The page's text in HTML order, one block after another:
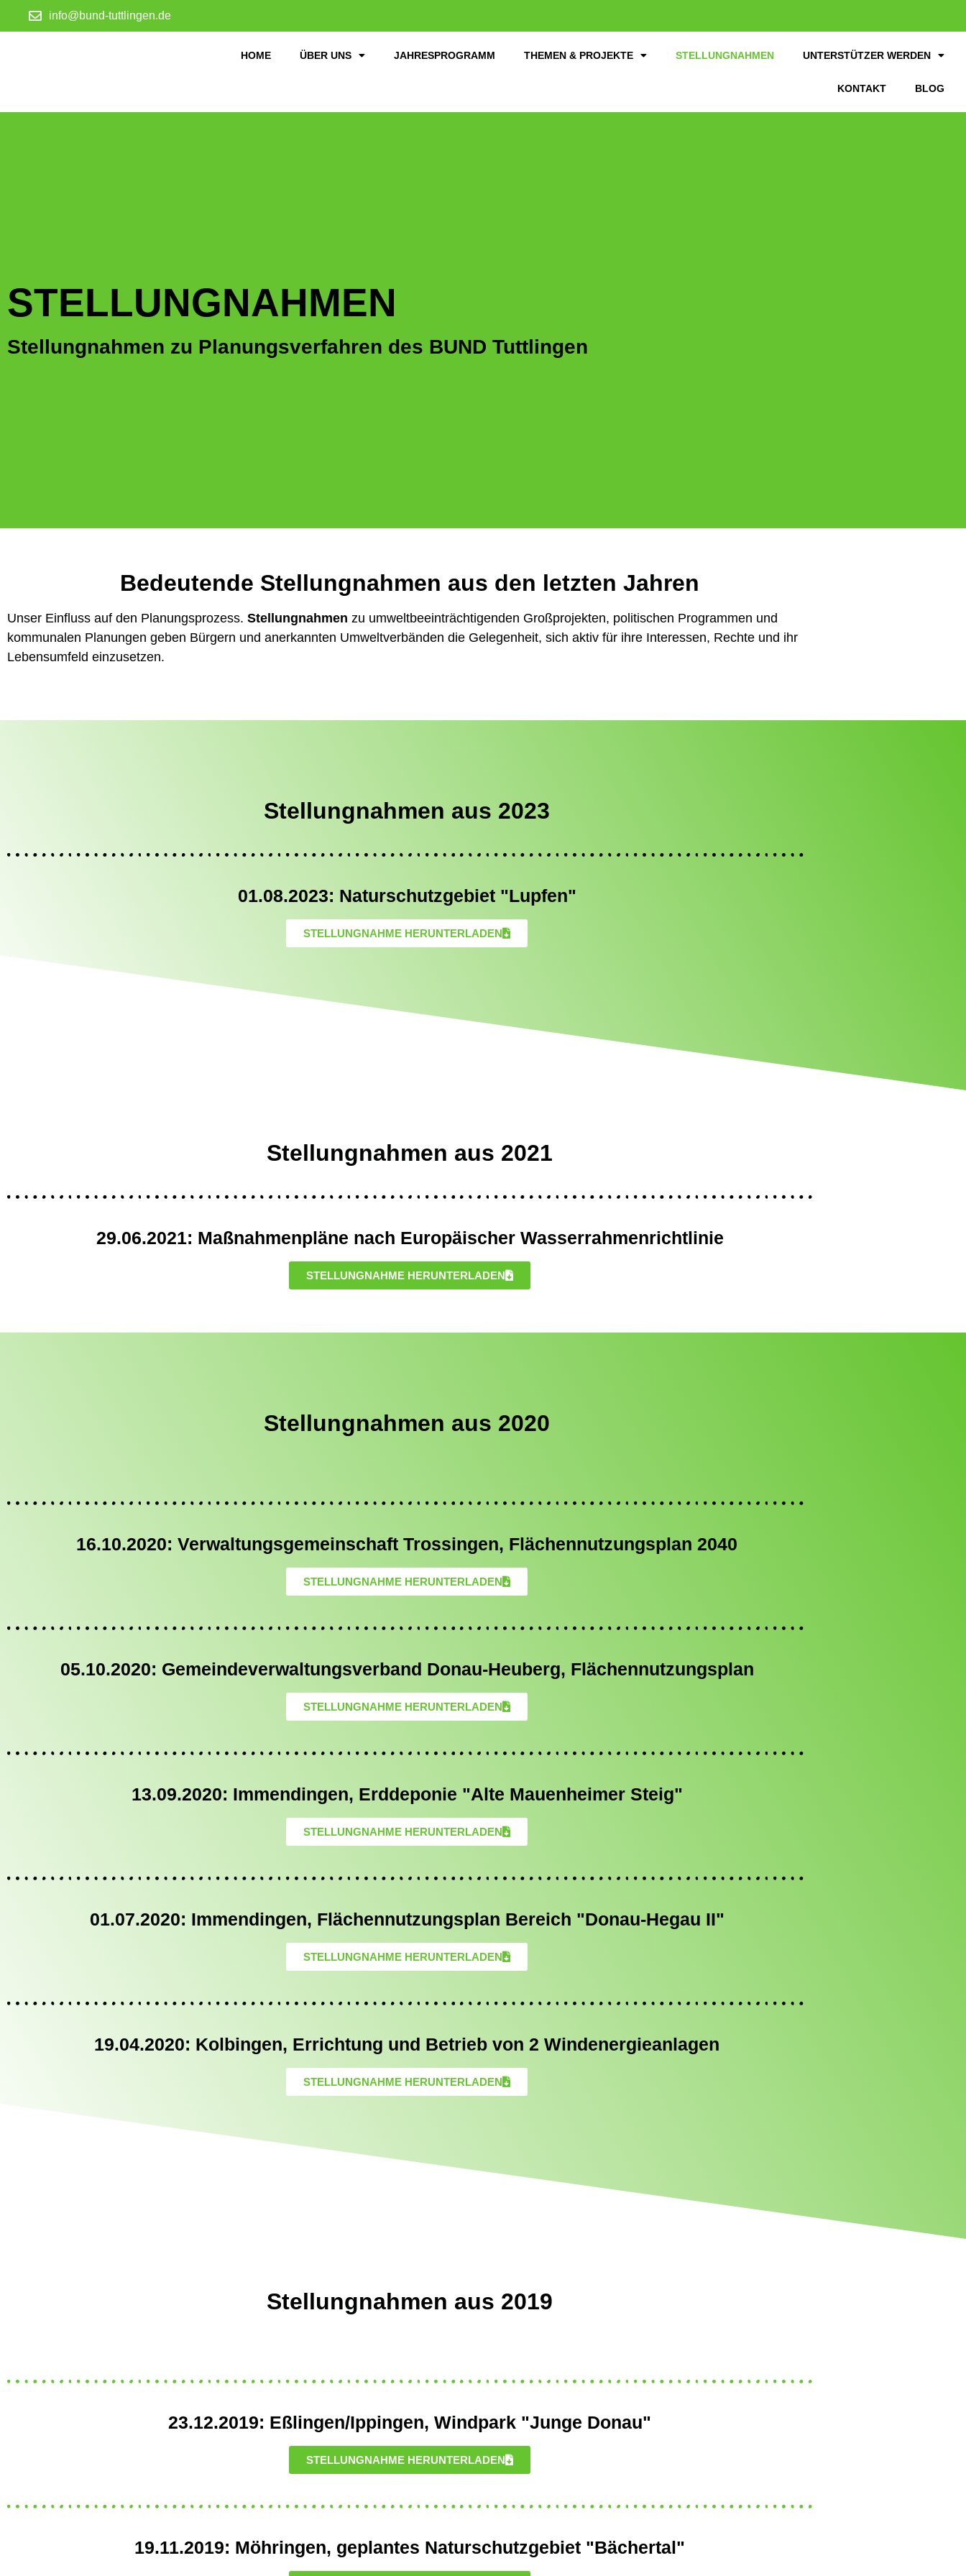
info@bund-tuttlingen.de
HOME ÜBER UNS JAHRESPROGRAMM THEMEN & PROJEKTE STELLUNGNAHMEN UNTERSTÜTZER WERDEN
KONTAKT BLOG
STELLUNGNAHMEN
Stellungnahmen zu Planungsverfahren des BUND Tuttlingen
Bedeutende Stellungnahmen aus den letzten Jahren
Unser Einfluss auf den Planungsprozess. Stellungnahmen zu umweltbeeinträchtigenden Großprojekten, politischen Programmen und
kommunalen Planungen geben Bürgern und anerkannten Umweltverbänden die Gelegenheit, sich aktiv für ihre Interessen, Rechte und ihr
Lebensumfeld einzusetzen.
Stellungnahmen aus 2023
01.08.2023: Naturschutzgebiet "Lupfen"
STELLUNGNAHME HERUNTERLADEN
Stellungnahmen aus 2021
29.06.2021: Maßnahmenpläne nach Europäischer Wasserrahmenrichtlinie
STELLUNGNAHME HERUNTERLADEN
Stellungnahmen aus 2020
16.10.2020: Verwaltungsgemeinschaft Trossingen, Flächennutzungsplan 2040
STELLUNGNAHME HERUNTERLADEN
05.10.2020: Gemeindeverwaltungsverband Donau-Heuberg, Flächennutzungsplan
STELLUNGNAHME HERUNTERLADEN
13.09.2020: Immendingen, Erddeponie "Alte Mauenheimer Steig"
STELLUNGNAHME HERUNTERLADEN
01.07.2020: Immendingen, Flächennutzungsplan Bereich "Donau-Hegau II"
STELLUNGNAHME HERUNTERLADEN
19.04.2020: Kolbingen, Errichtung und Betrieb von 2 Windenergieanlagen
STELLUNGNAHME HERUNTERLADEN
Stellungnahmen aus 2019
23.12.2019: Eßlingen/Ippingen, Windpark "Junge Donau"
STELLUNGNAHME HERUNTERLADEN
19.11.2019: Möhringen, geplantes Naturschutzgebiet "Bächertal"